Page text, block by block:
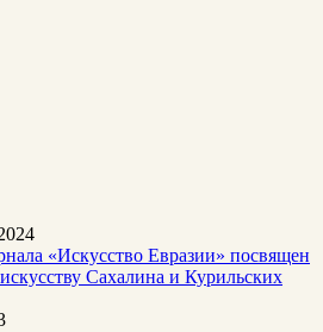
«Искусство Евразии» посвящен
Сахалина и Курильских